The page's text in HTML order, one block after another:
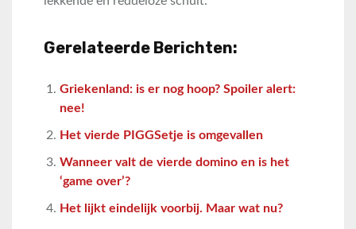
Gerelateerde Berichten:
Griekenland: is er nog hoop? Spoiler alert:
nee!
Het vierde PIGGSetje is omgevallen
Wanneer valt de vierde domino en is het
‘game over’?
Het lijkt eindelijk voorbij. Maar wat nu?